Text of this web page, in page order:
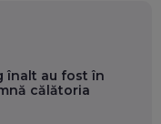
înalt au fost în
călătoria